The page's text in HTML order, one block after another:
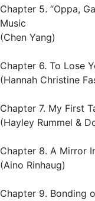
Chapter 5. “Oppa,
Music
(Chen Yang)
Chapter 6. To Lose
(Hannah Christine
Chapter 7. My First
(Hayley Rummel &
Chapter 8. A Mirror
(Aino Rinhaug)
Chapter 9. Bonding